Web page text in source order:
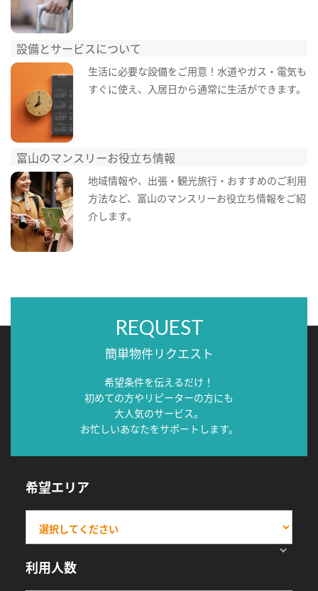
設備とサービスについて
生活に必要な設備をご用意！水道やガス・電気も
すぐに使え、入居日から通常に生活ができます。
富山のマンスリーお役立ち情報
地域情報や、出張・観光旅行・おすすめのご利用
方法など、富山のマンスリーお役立ち情報をご紹
介します。
REQUEST
簡単物件リクエスト
希望条件を伝えるだけ！
初めての方やリピーターの方にも
大人気のサービス。
お忙しいあなたをサポートします。
希望エリア
利用人数